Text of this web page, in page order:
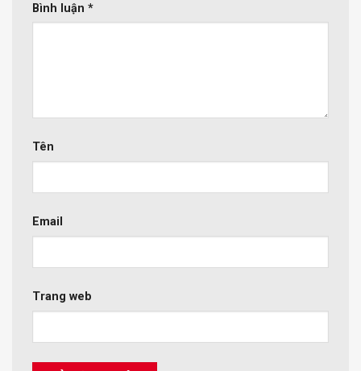
Bình luận *
Tên
Email
Trang web